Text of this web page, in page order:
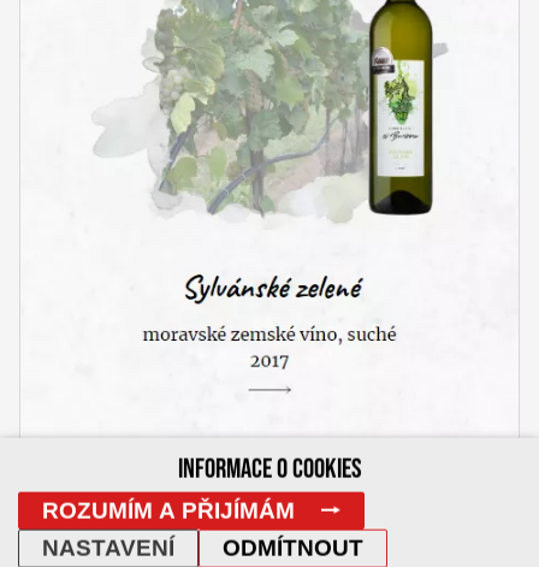
INFORMACE O COOKIES
ROZUMÍM A PŘIJÍMÁM
ODMÍTNOUT
NASTAVENÍ